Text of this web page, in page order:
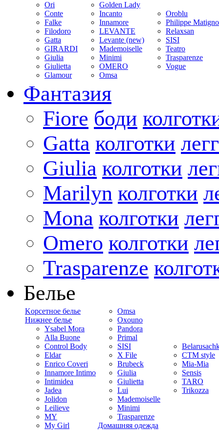
Ori
Conte
Falke
Filodoro
Gatta
GIRARDI
Giulia
Giulietta
Glamour
Golden Lady
Incanto
Innamore
LEVANTE
Levante (new)
Mademoiselle
Minimi
OMERO
Omsa
Oroblu
Philippe
Relaxsan
SISI
Teatro
Trasparenze
Vogue
Фантазия
Fiore боди
Gatta колготки
Giulia колготки
Marilyn колготки
Mona колготки
Omero колготки
Trasparenze
Белье
Kорсетное белье
Нижнее белье
Ysabel Mora
Alla Buone
Control Body
Eldar
Enrico Coveri
Innamore Intimo
Intimidea
Jadea
Jolidon
Leilieve
MY
My Girl
Omsa
Oxouno
Pandora
Primal
SISI
X File
Brubeck
Giulia
Giulietta
Lui
Mademoiselle
Minimi
Trasparenze
Домашняя одежда
CTM style
Mia-Mia
Sensis
TARO
Trikozza